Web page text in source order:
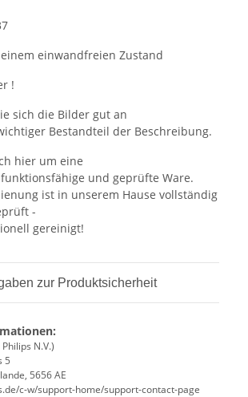
einwandfreien Zustand
!
sich die Bilder gut an
Bestandteil der Beschreibung.
hier um eine
und geprüfte Ware.
ist in unserem Hause vollständig
-
gereinigt!
zur Produktsicherheit
N.V.)
5
5656 AE
c-w/support-home/support-contact-page